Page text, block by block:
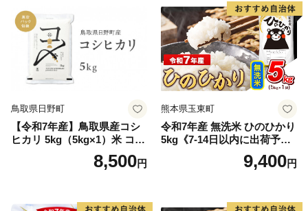
鳥取県日野町
【令和7年産】鳥取県産コシ
ヒカリ 5kg（5kg×1）米 コシ
ヒカリ こしひかり お米 白米
精米 5キロ おこめ こめ コメ
野町産 Elevation
8,500円
熊本県玉東町
令和7年産 無洗米 ひのひかり
5kg《7-14日以内に出荷予定
(土日祝除く)》コメ 米 無洗米
高レビュー｜人気米 熊本県
9,400円